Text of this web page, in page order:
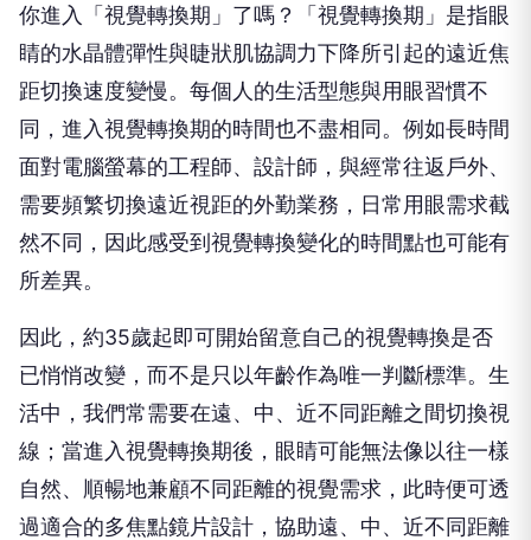
你進入「視覺轉換期」了嗎？「視覺轉換期」是指眼
睛的水晶體彈性與睫狀肌協調力下降所引起的遠近焦
距切換速度變慢。每個人的生活型態與用眼習慣不
同，進入視覺轉換期的時間也不盡相同。例如長時間
面對電腦螢幕的工程師、設計師，與經常往返戶外、
需要頻繁切換遠近視距的外勤業務，日常用眼需求截
然不同，因此感受到視覺轉換變化的時間點也可能有
所差異。
因此，約35歲起即可開始留意自己的視覺轉換是否
已悄悄改變，而不是只以年齡作為唯一判斷標準。生
活中，我們常需要在遠、中、近不同距離之間切換視
線；當進入視覺轉換期後，眼睛可能無法像以往一樣
自然、順暢地兼顧不同距離的視覺需求，此時便可透
過適合的多焦點鏡片設計，協助遠、中、近不同距離